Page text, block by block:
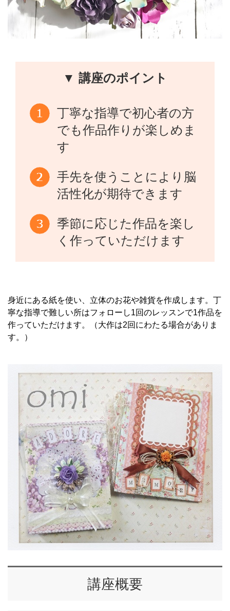
▼ 講座のポイント
丁寧な指導で初心者の方
でも作品作りが楽しめま
す
手先を使うことにより脳
活性化が期待できます
季節に応じた作品を楽し
く作っていただけます
身近にある紙を使い、立体のお花や雑貨を作成します。丁
寧な指導で難しい所はフォローし1回のレッスンで1作品を
作っていただけます。（大作は2回にわたる場合がありま
す。）
講座概要